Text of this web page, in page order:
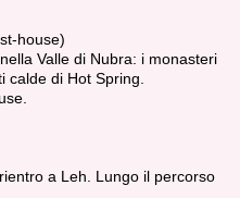
house)
Valle di Nubra: i monasteri
calde di Hot Spring.
a Leh. Lungo il percorso